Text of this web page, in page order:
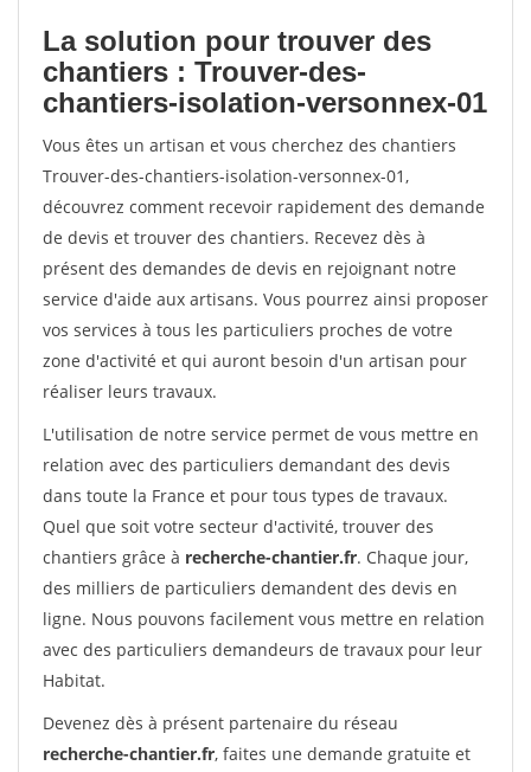
La solution pour trouver des
chantiers : Trouver-des-
chantiers-isolation-versonnex-01
Vous êtes un artisan et vous cherchez des chantiers
Trouver-des-chantiers-isolation-versonnex-01,
découvrez comment recevoir rapidement des demande
de devis et trouver des chantiers. Recevez dès à
présent des demandes de devis en rejoignant notre
service d'aide aux artisans. Vous pourrez ainsi proposer
vos services à tous les particuliers proches de votre
zone d'activité et qui auront besoin d'un artisan pour
réaliser leurs travaux.
L'utilisation de notre service permet de vous mettre en
relation avec des particuliers demandant des devis
dans toute la France et pour tous types de travaux.
Quel que soit votre secteur d'activité, trouver des
chantiers grâce à recherche-chantier.fr. Chaque jour,
des milliers de particuliers demandent des devis en
ligne. Nous pouvons facilement vous mettre en relation
avec des particuliers demandeurs de travaux pour leur
Habitat.
Devenez dès à présent partenaire du réseau
recherche-chantier.fr, faites une demande gratuite et